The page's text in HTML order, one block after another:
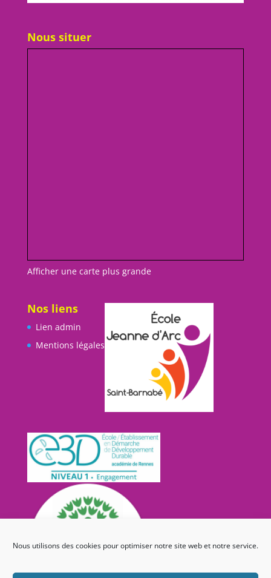
Nous utilisons des cookies pour optimiser notre site web et notre service.
Nous situer
Afficher une carte plus grande
Nos liens
Lien admin
Mentions légales